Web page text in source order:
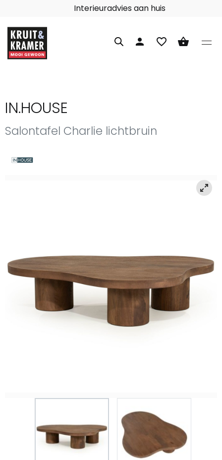
Interieuradvies aan huis
person favorite_border shopping_basket
IN.HOUSE
Salontafel Charlie lichtbruin